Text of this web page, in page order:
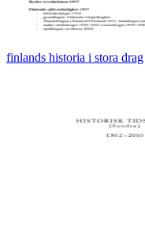
finlands historia i stora drag